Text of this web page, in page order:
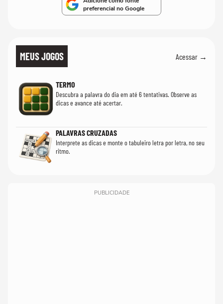
preferencial no Google
MEUS JOGOS Acessar →
TERMO
Descubra a palavra do dia em até 6 tentativas. Observe as
dicas e avance até acertar.
PALAVRAS CRUZADAS
Interprete as dicas e monte o tabuleiro letra por letra, no seu
ritmo.
PUBLICIDADE